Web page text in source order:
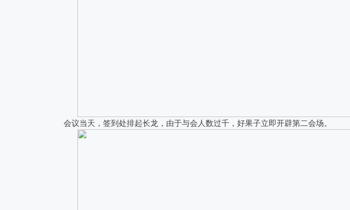
会议当天，签到处排起长龙，由于与会人数过千，好果子立即开辟第二会场。